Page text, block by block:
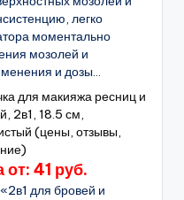
легко
моментально
мозолей и
и дозы...
для макияжа ресниц и
2в1, 18.5 см,
(цены, отзывы,
от: 41 руб.
для бровей и